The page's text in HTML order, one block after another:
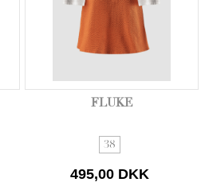
FLUKE
38
495,00 DKK